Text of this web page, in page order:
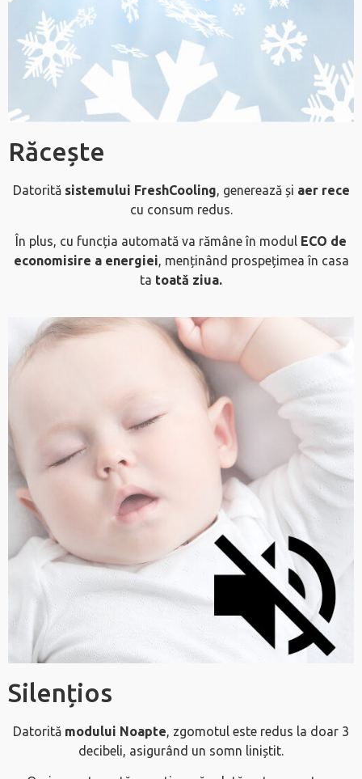
Răcește
Datorită sistemului FreshCooling, generează și aer rece
cu consum redus.
În plus, cu funcția automată va rămâne în modul ECO de
economisire a energiei , menținând prospețimea în casa
ta toată ziua.
Silențios
Datorită modului Noapte, zgomotul este redus la doar 3
decibeli, asigurând un somn liniștit.